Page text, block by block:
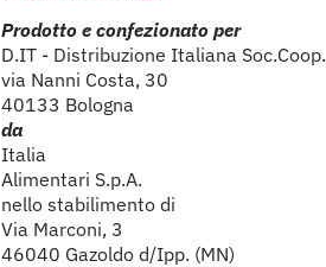
Prodotto e confezionato per
D.IT - Distribuzione Italiana Soc.Coop.
via Nanni Costa, 30
40133 Bologna
da
Italia
Alimentari S.p.A.
nello stabilimento di
Via Marconi, 3
46040 Gazoldo d/Ipp. (MN)